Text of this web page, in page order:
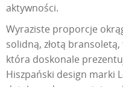
aktywności.
Wyraziste proporcje
solidną, złotą
która doskonale
Hiszpański design marki